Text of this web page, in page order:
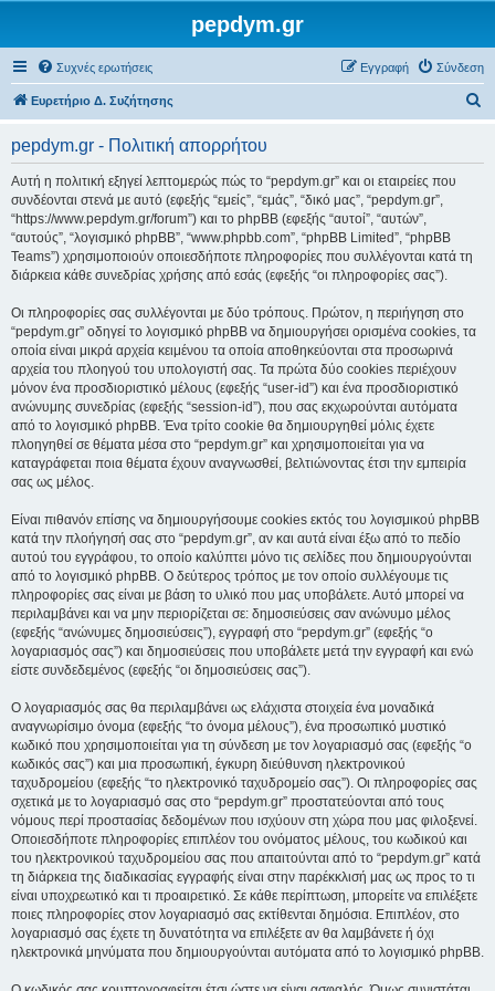
pepdym.gr
Συχνές ερωτήσεις Σύνδεση
Εγγραφή
Ευρετήριο Δ. Συζήτησης
pepdym.gr - Πολιτική απορρήτου
Αυτή η πολιτική εξηγεί λεπτομερώς πώς το “pepdym.gr” και οι εταιρείες που
συνδέονται στενά με αυτό (εφεξής “εμείς”, “εμάς”, “δικό μας”, “pepdym.gr”,
“https://www.pepdym.gr/forum”) και το phpBB (εφεξής “αυτοί”, “αυτών”,
“αυτούς”, “λογισμικό phpBB”, “www.phpbb.com”, “phpBB Limited”, “phpBB
Teams”) χρησιμοποιούν οποιεσδήποτε πληροφορίες που συλλέγονται κατά τη
διάρκεια κάθε συνεδρίας χρήσης από εσάς (εφεξής “οι πληροφορίες σας”).
Οι πληροφορίες σας συλλέγονται με δύο τρόπους. Πρώτον, η περιήγηση στο
“pepdym.gr” οδηγεί το λογισμικό phpBB να δημιουργήσει ορισμένα cookies, τα
οποία είναι μικρά αρχεία κειμένου τα οποία αποθηκεύονται στα προσωρινά
αρχεία του πλοηγού του υπολογιστή σας. Τα πρώτα δύο cookies περιέχουν
μόνον ένα προσδιοριστικό μέλους (εφεξής “user-id”) και ένα προσδιοριστικό
ανώνυμης συνεδρίας (εφεξής “session-id”), που σας εκχωρούνται αυτόματα
από το λογισμικό phpBB. Ένα τρίτο cookie θα δημιουργηθεί μόλις έχετε
πλοηγηθεί σε θέματα μέσα στο “pepdym.gr” και χρησιμοποιείται για να
καταγράφεται ποια θέματα έχουν αναγνωσθεί, βελτιώνοντας έτσι την εμπειρία
σας ως μέλος.
Είναι πιθανόν επίσης να δημιουργήσουμε cookies εκτός του λογισμικού phpBB
κατά την πλοήγησή σας στο “pepdym.gr”, αν και αυτά είναι έξω από το πεδίο
αυτού του εγγράφου, το οποίο καλύπτει μόνο τις σελίδες που δημιουργούνται
από το λογισμικό phpBB. Ο δεύτερος τρόπος με τον οποίο συλλέγουμε τις
πληροφορίες σας είναι με βάση το υλικό που μας υποβάλετε. Αυτό μπορεί να
περιλαμβάνει και να μην περιορίζεται σε: δημοσιεύσεις σαν ανώνυμο μέλος
(εφεξής “ανώνυμες δημοσιεύσεις”), εγγραφή στο “pepdym.gr” (εφεξής “ο
λογαριασμός σας”) και δημοσιεύσεις που υποβάλετε μετά την εγγραφή και ενώ
είστε συνδεδεμένος (εφεξής “οι δημοσιεύσεις σας”).
Ο λογαριασμός σας θα περιλαμβάνει ως ελάχιστα στοιχεία ένα μοναδικά
αναγνωρίσιμο όνομα (εφεξής “το όνομα μέλους”), ένα προσωπικό μυστικό
κωδικό που χρησιμοποιείται για τη σύνδεση με τον λογαριασμό σας (εφεξής “ο
κωδικός σας”) και μια προσωπική, έγκυρη διεύθυνση ηλεκτρονικού
ταχυδρομείου (εφεξής “το ηλεκτρονικό ταχυδρομείο σας”). Οι πληροφορίες σας
σχετικά με το λογαριασμό σας στο “pepdym.gr” προστατεύονται από τους
νόμους περί προστασίας δεδομένων που ισχύουν στη χώρα που μας φιλοξενεί.
Οποιεσδήποτε πληροφορίες επιπλέον του ονόματος μέλους, του κωδικού και
του ηλεκτρονικού ταχυδρομείου σας που απαιτούνται από το “pepdym.gr” κατά
τη διάρκεια της διαδικασίας εγγραφής είναι στην παρέκκλισή μας ως προς το τι
είναι υποχρεωτικό και τι προαιρετικό. Σε κάθε περίπτωση, μπορείτε να επιλέξετε
ποιες πληροφορίες στον λογαριασμό σας εκτίθενται δημόσια. Επιπλέον, στο
λογαριασμό σας έχετε τη δυνατότητα να επιλέξετε αν θα λαμβάνετε ή όχι
ηλεκτρονικά μηνύματα που δημιουργούνται αυτόματα από το λογισμικό phpBB.